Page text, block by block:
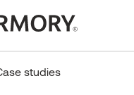
studies